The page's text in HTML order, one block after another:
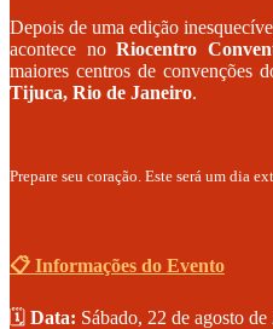
Depois de uma edição
acontece noRiocentro
maiores centros de convenções
Tijuca, Rio de Janeiro.
Prepare seu coração. Este será um dia
📋 Informações do Evento
🗓️ Data: Sábado, 22 de agosto de